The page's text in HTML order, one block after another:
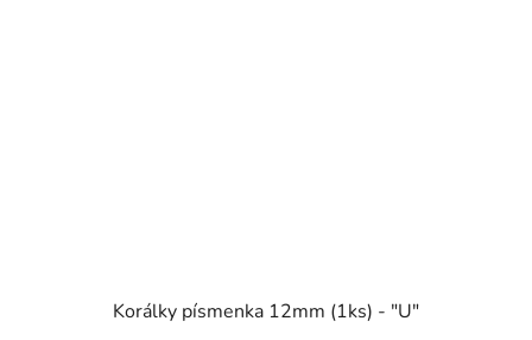
Korálky písmenka 12mm (1ks) - "U"